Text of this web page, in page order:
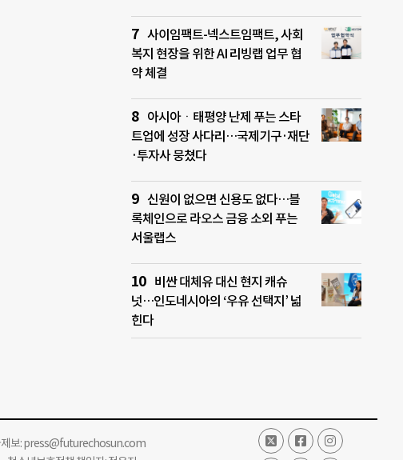
사이임팩트-넥스트임팩트, 사회
복지 현장을 위한 AI 리빙랩 업무 협
약 체결
아시아ㆍ태평양 난제 푸는 스타
트업에 성장 사다리…국제기구·재단
·투자사 뭉쳤다
신원이 없으면 신용도 없다…블
록체인으로 라오스 금융 소외 푸는
서울랩스
비싼 대체유 대신 현지 캐슈
넛…인도네시아의 ‘우유 선택지’ 넓
힌다
보:press@futurechosun.com